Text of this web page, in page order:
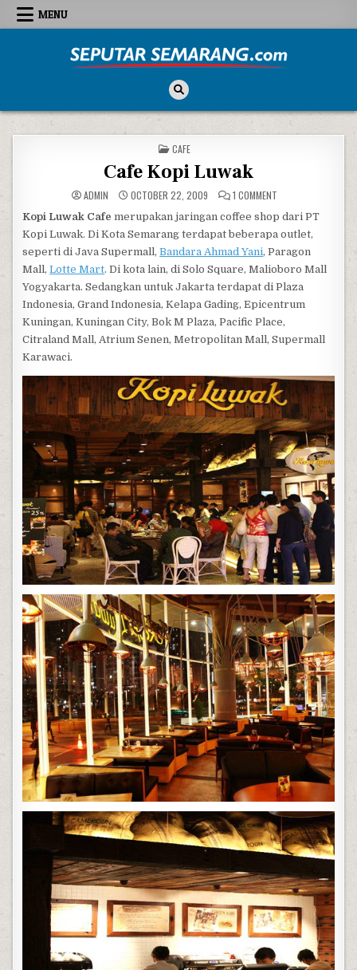
Skip to content
MENU
POSTED IN
CAFE
Cafe Kopi Luwak
ADMIN OCTOBER 22, 2009 1 COMMENT
Kopi Luwak Cafe merupakan jaringan coffee shop dari PT
Kopi Luwak. Di Kota Semarang terdapat beberapa outlet,
seperti di Java Supermall,Bandara Ahmad Yani, Paragon
Mall,Lotte Mart. Di kota lain, di Solo Square, Malioboro Mall
Yogyakarta. Sedangkan untuk Jakarta terdapat di Plaza
Indonesia, Grand Indonesia, Kelapa Gading, Epicentrum
Kuningan, Kuningan City, Bok M Plaza, Pacific Place,
Citraland Mall, Atrium Senen, Metropolitan Mall, Supermall
Karawaci.